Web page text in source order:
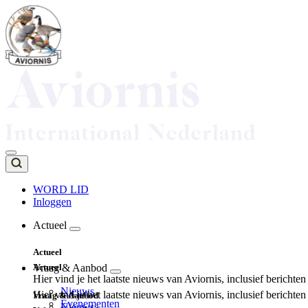
Overslaan
en
naar
de
inhoud
Top
navigation
WORD LID
Inloggen
navigation
Actueel
Actueel
Hier vind je het laatste nieuws van Aviornis, inclusief
Nieuws
Evenementen
Actueel
Hier vind je het laatste nieuws van Aviornis, inclusief
Vraag & Aanbod
Vraag & Aanbod